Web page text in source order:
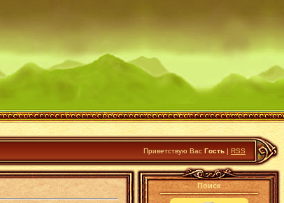
Приветствую Вас Гость | RSS
Поиск